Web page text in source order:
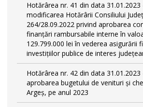
Hotărârea nr. 41 din data
modificarea Hotărârii Consiliului
264/28.09.2022 privind aprobarea
finanţări rambursabile interne în
129.799.000 lei în vederea asigurării
investiţiilor publice de interes
Hotărârea nr. 42 din data
aprobarea bugetului de venituri şi
Argeş, pe anul 2023